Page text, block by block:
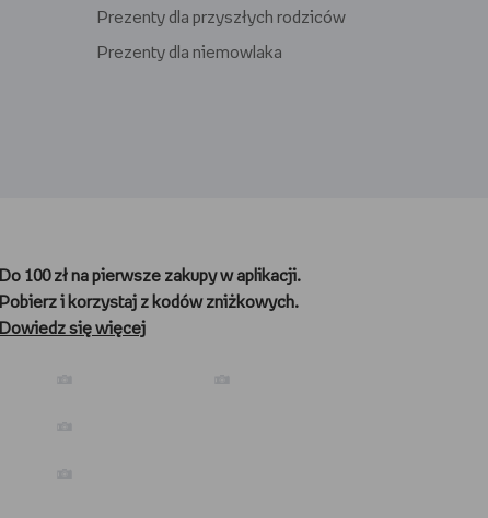
Prezenty dla przyszłych rodziców
Prezenty dla niemowlaka
Prezenty dla kibica
Prezenty dla biegacza
Do 100 zł na pierwsze zakupy w aplikacji.
Pobierz i korzystaj z kodów zniżkowych.
Dowiedz się więcej